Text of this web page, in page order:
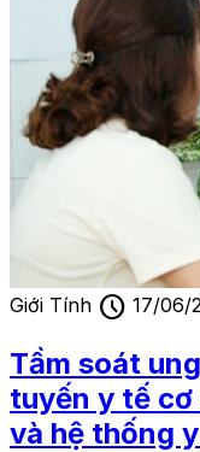
Giới Tính schedule 17/06/
Tầm soát
tuyến y tế cơ
và hệ thống